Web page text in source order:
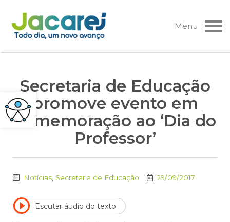
Pular
para
o
Menu
Secretaria de Educação
promove evento em
comemoração ao ‘Dia do
Professor’
Notícias Secretaria de Educação 29/09/2017
Escutar áudio do texto